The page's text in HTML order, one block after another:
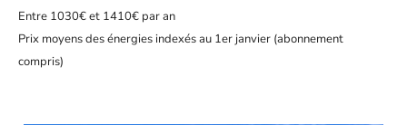
Entre 1030€ et 1410€ par an
Prix moyens des énergies indexés au 1er janvier (abonnement
compris)